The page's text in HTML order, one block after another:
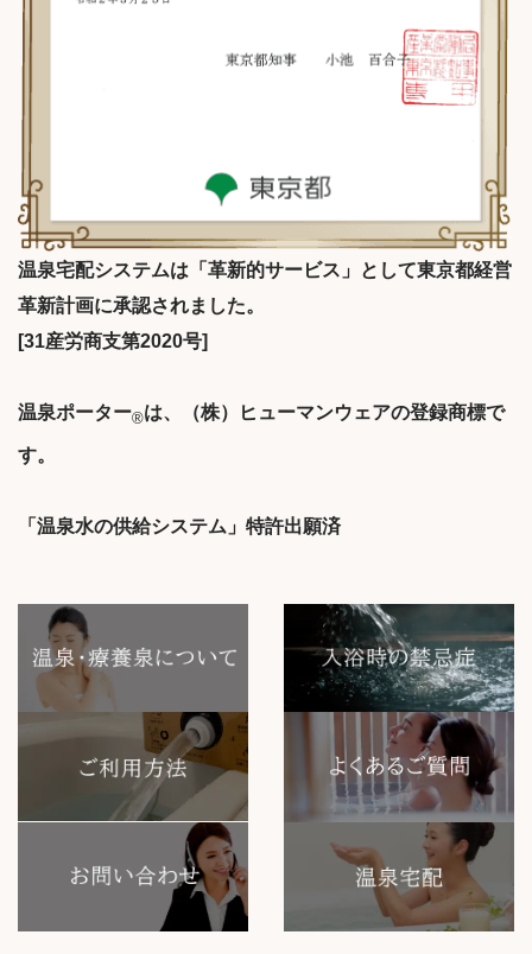
温泉宅配システムは「革新的サービス」として東京都経営
革新計画に承認されました。
[31産労商支第2020号]
温泉ポーター®は、（株）ヒューマンウェアの登録商標で
す。
「温泉水の供給システム」特許出願済